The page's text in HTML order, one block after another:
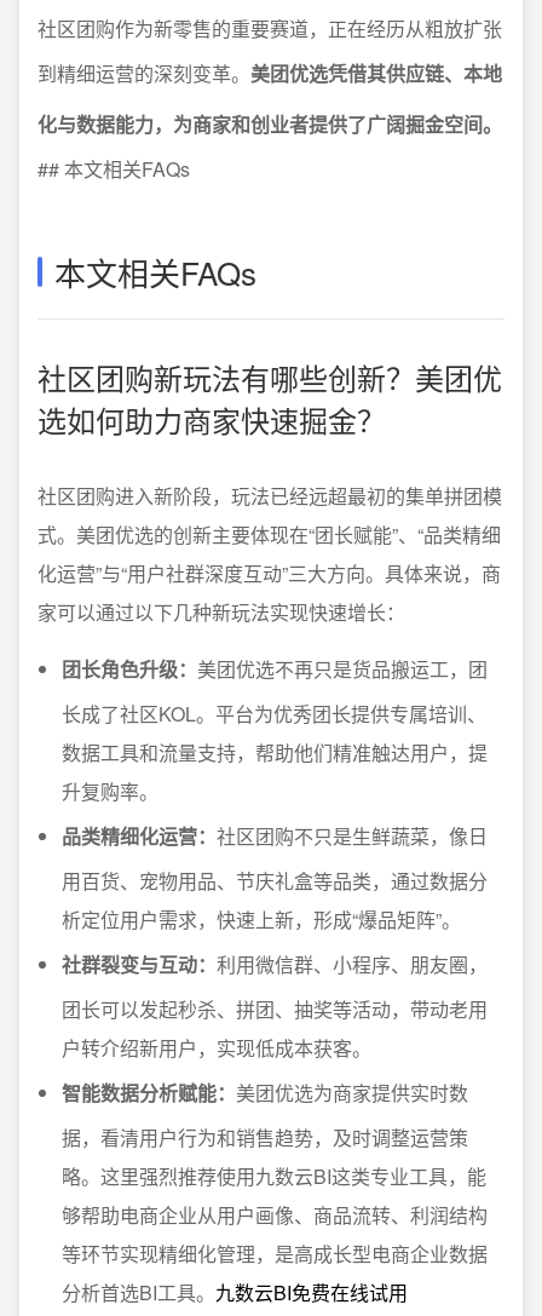
社区团购作为新零售的重要赛道，正在经历从粗放扩张
到精细运营的深刻变革。 美团优选凭借其供应链、本地
化与数据能力，为商家和创业者提供了广阔掘金空间。
## 本文相关FAQs
本文相关FAQs
社区团购新玩法有哪些创新？美团优
选如何助力商家快速掘金？
社区团购进入新阶段，玩法已经远超最初的集单拼团模
式。美团优选的创新主要体现在“团长赋能”、“品类精细
化运营”与“用户社群深度互动”三大方向。具体来说，商
家可以通过以下几种新玩法实现快速增长：
团长角色升级： 美团优选不再只是货品搬运工，团
长成了社区KOL。平台为优秀团长提供专属培训、
数据工具和流量支持，帮助他们精准触达用户，提
升复购率。
品类精细化运营： 社区团购不只是生鲜蔬菜，像日
用百货、宠物用品、节庆礼盒等品类，通过数据分
析定位用户需求，快速上新，形成“爆品矩阵”。
社群裂变与互动： 利用微信群、小程序、朋友圈，
团长可以发起秒杀、拼团、抽奖等活动，带动老用
户转介绍新用户，实现低成本获客。
智能数据分析赋能： 美团优选为商家提供实时数
据，看清用户行为和销售趋势，及时调整运营策
略。这里强烈推荐使用九数云BI这类专业工具，能
够帮助电商企业从用户画像、商品流转、利润结构
等环节实现精细化管理，是高成长型电商企业数据
分析首选BI工具。 九数云BI免费在线试用